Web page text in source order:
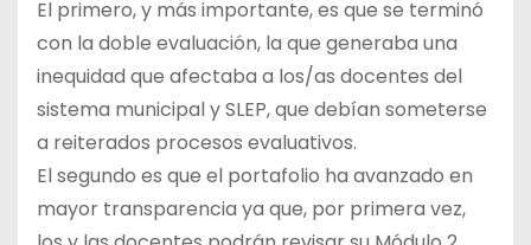
El primero, y más importante, es que se terminó
con la doble evaluación, la que generaba una
inequidad que afectaba a los/as docentes del
sistema municipal y SLEP, que debían someterse
a reiterados procesos evaluativos.
El segundo es que el portafolio ha avanzado en
mayor transparencia ya que, por primera vez,